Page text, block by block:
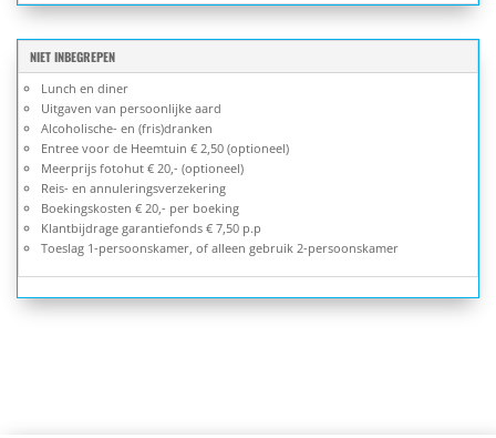
NIET INBEGREPEN
Lunch en diner
Uitgaven van persoonlijke aard
Alcoholische- en (fris)dranken
Entree voor de Heemtuin € 2,50 (optioneel)
Meerprijs fotohut € 20,- (optioneel)
Reis- en annuleringsverzekering
Boekingskosten € 20,- per boeking
Klantbijdrage garantiefonds € 7,50 p.p
Toeslag 1-persoonskamer, of alleen gebruik 2-persoonskamer